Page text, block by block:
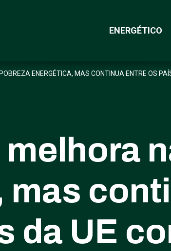
ENERGÉTICO
ENERGÉTICA, MAS CONTINUA ENTRE OS
da UE